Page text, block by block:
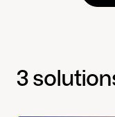
3